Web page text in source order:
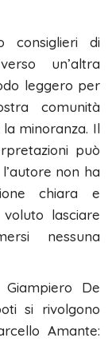
consiglieri di
un’altra
leggero per
comunità
minoranza. Il
può
non ha
chiara e
lasciare
nessuna
De
si rivolgono
Amante: